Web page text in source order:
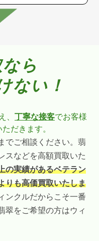
ら
ない！
、 丁寧な接客でお客様
だきます。
でご相談ください。翡
スなどを高額買取いた
の実績があるベテラン
りも高価買取いたしま
ンクルだからこそ一番
翠をご希望の方はウィ